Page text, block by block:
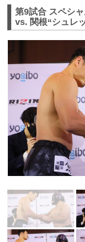
第9試合 スペシ
vs. 関根“シュレ